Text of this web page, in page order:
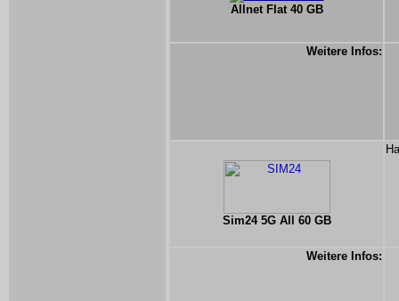
Allnet Flat 40 GB
Weitere Infos:
Sim24 5G All 60 GB
Weitere Infos: